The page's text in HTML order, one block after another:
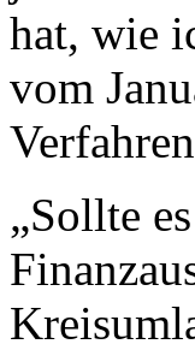
hat, wie
vom
„Sollte